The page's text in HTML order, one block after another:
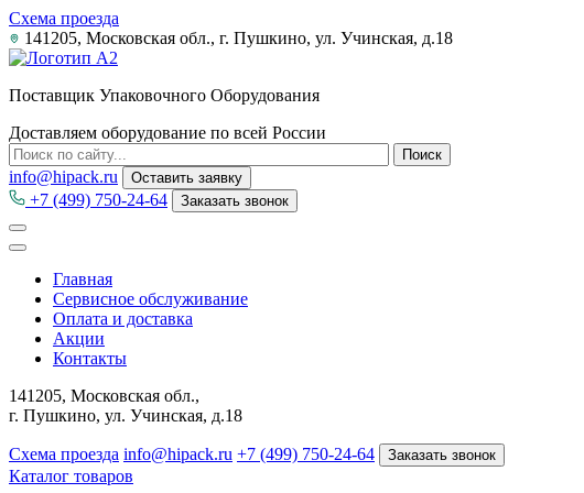
Схема проезда
141205, Московская обл., г. Пушкино, ул. Учинская, д.18
Поставщик Упаковочного Оборудования
Доставляем оборудование по всей России
info@hipack.ru Оставить заявку
+7 (499) 750-24-64 Заказать звонок
Главная
Сервисное обслуживание
Оплата и доставка
Акции
Контакты
141205, Московская обл.,
г. Пушкино, ул. Учинская, д.18
Схема проезда info@hipack.ru +7 (499) 750-24-64 Заказать звонок
Каталог товаров